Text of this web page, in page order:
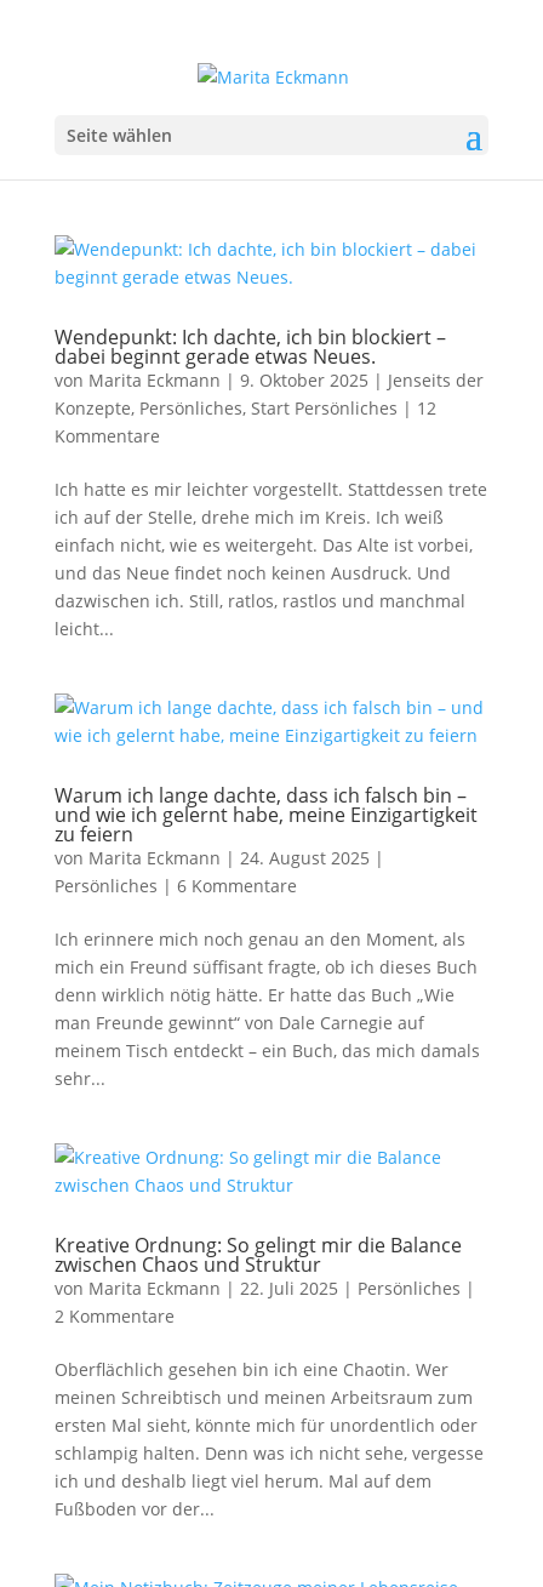
Seite wählen
Wendepunkt: Ich dachte, ich bin blockiert –
dabei beginnt gerade etwas Neues.
von Marita Eckmann | 9. Oktober 2025 | Jenseits der
Konzepte, Persönliches, Start Persönliches | 12
Kommentare
Ich hatte es mir leichter vorgestellt. Stattdessen trete
ich auf der Stelle, drehe mich im Kreis. Ich weiß
einfach nicht, wie es weitergeht. Das Alte ist vorbei,
und das Neue findet noch keinen Ausdruck. Und
dazwischen ich. Still, ratlos, rastlos und manchmal
leicht...
Warum ich lange dachte, dass ich falsch bin –
und wie ich gelernt habe, meine Einzigartigkeit
zu feiern
von Marita Eckmann | 24. August 2025 |
Persönliches | 6 Kommentare
Ich erinnere mich noch genau an den Moment, als
mich ein Freund süffisant fragte, ob ich dieses Buch
denn wirklich nötig hätte. Er hatte das Buch „Wie
man Freunde gewinnt“ von Dale Carnegie auf
meinem Tisch entdeckt – ein Buch, das mich damals
sehr...
Kreative Ordnung: So gelingt mir die Balance
zwischen Chaos und Struktur
von Marita Eckmann | 22. Juli 2025 | Persönliches |
2 Kommentare
Oberflächlich gesehen bin ich eine Chaotin. Wer
meinen Schreibtisch und meinen Arbeitsraum zum
ersten Mal sieht, könnte mich für unordentlich oder
schlampig halten. Denn was ich nicht sehe, vergesse
ich und deshalb liegt viel herum. Mal auf dem
Fußboden vor der...